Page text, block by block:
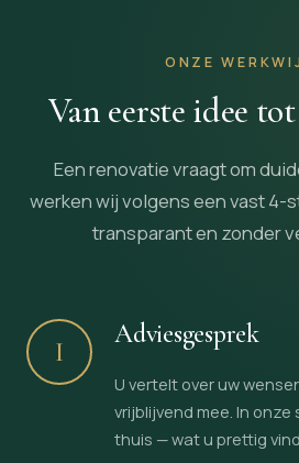
ONZE
Van eerste idee tot
Een renovatie vraagt om
werken wij volgens een vast 4-
transparant en zonder
I
Adviesgesprek
U vertelt over uw
vrijblijvend mee. In onze
thuis — wat u prettig